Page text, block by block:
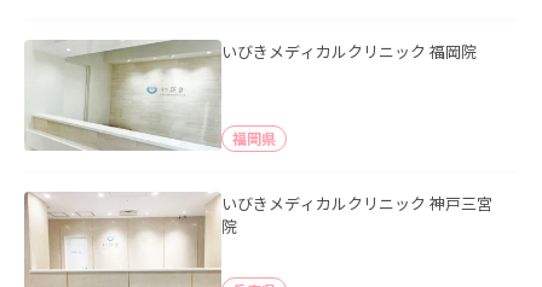
いびきメディカルクリニック 福岡院
福岡県
いびきメディカルクリニック 神戸三宮
院